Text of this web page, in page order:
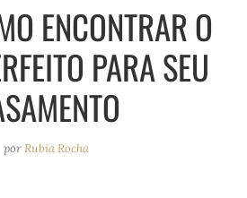
r
a
m
o
s
t
ENCONTRAR O
PARA SEU
porRubia Rocha